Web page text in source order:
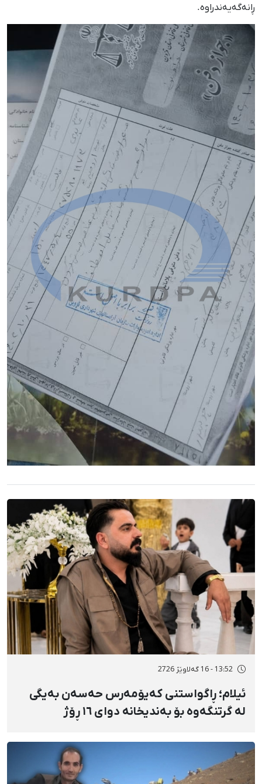
ڕانەگەیەندراوە.
13:52 - 16 گەلاوێژ 2726
ئیلام؛ ڕاگواستنی کەیۆمەرس حەسەن بەیگی
لە گرتنگەوە بۆ بەندیخانە دوای ١٦ ڕۆژ